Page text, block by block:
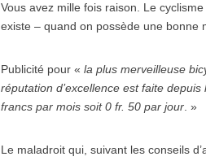
Vous avez mille fois raison. Le
existe – quand on possède une bonne
Publicité pour « la plus merveilleuse
réputation d’excellence est faite
francs par mois soit 0 fr. 50 par jour . »
Le maladroit qui, suivant les conseils